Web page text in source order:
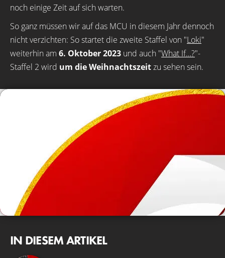
noch einige Zeit auf sich warten.
So ganz müssen wir auf das MCU in diesem Jahr dennoch
nicht verzichten: So startet die zweite Staffel von "Loki"
weiterhin am 6. Oktober 2023 und auch "What If…?"-
Staffel 2 wird um die Weihnachtszeitzu sehen sein.
IN DIESEM ARTIKEL